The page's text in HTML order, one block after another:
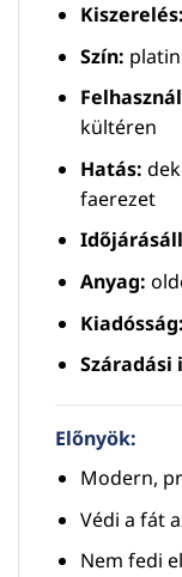
Kiszerelés:
Szín:
kültéren
Hatás:
faerezet
Anyag:
Kiadósság:
Száradási
Előnyök:
Modern,
Védi a fát
Nem fedi